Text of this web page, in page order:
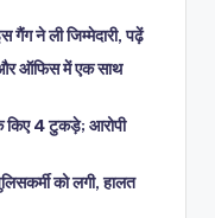
गैंग ने ली जिम्मेदारी, पढ़ें
ऑफिस में एक साथ
किए 4 टुकड़े; आरोपी
को लगी, हालत